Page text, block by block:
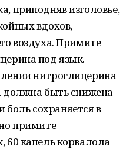
приподняв изголовье,
вдохов,
воздуха. Примите
под язык.
нитроглицерина
должна быть снижена
боль сохраняется в
примите
60 капель корвалола